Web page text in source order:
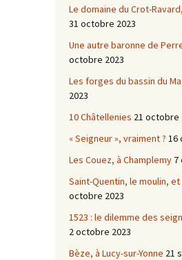
Le domaine du Crot-
31 octobre 2023
Une autre baronne de
octobre 2023
Les forges du bassin du
2023
10 Châtellenies 21 octobre
« Seigneur », vraiment ? 16
Les Couez, à Champlemy 7
Saint-Quentin, le moulin,
octobre 2023
1523 : le dilemme des
2 octobre 2023
Bèze, à Lucy-sur-Yonne 21